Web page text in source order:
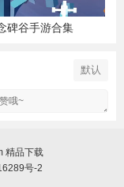
碑谷手游合集
默认
精品下载
号-2